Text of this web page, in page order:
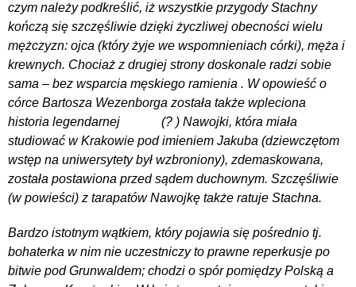
czym należy podkreślić, iż wszystkie przygody Stachny
kończą się szczęśliwie dzięki życzliwej obecności wielu
mężczyzn: ojca (który żyje we wspomnieniach córki), męża i
krewnych. Chociaż z drugiej strony doskonale radzi sobie
sama – bez wsparcia męskiego ramienia . W opowieść o
córce Bartosza Wezenborga została także wpleciona
historia legendarnej (? ) Nawojki, która miała
studiować w Krakowie pod imieniem Jakuba (dziewczętom
wstęp na uniwersytety był wzbroniony), zdemaskowana,
została postawiona przed sądem duchownym. Szczęśliwie
(w powieści) z tarapatów Nawojkę także ratuje Stachna.
Bardzo istotnym wątkiem, który pojawia się pośrednio tj.
bohaterka w nim nie uczestniczy to prawne reperkusje po
bitwie pod Grunwaldem; chodzi o spór pomiędzy Polską a